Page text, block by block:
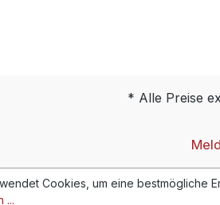
* Alle Preise
Cookies, um eine bestmögliche
...